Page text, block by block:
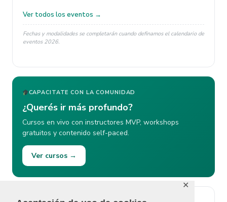
✕
Ver todos los eventos →
Fechas y modalidades se completarán cuando definamos el calendario de
eventos 2026.
CAPACITATE CON LA COMUNIDAD
¿Querés ir más profundo?
Cursos en vivo con instructores MVP, workshops
gratuitos y contenido self-paced.
Ver cursos →